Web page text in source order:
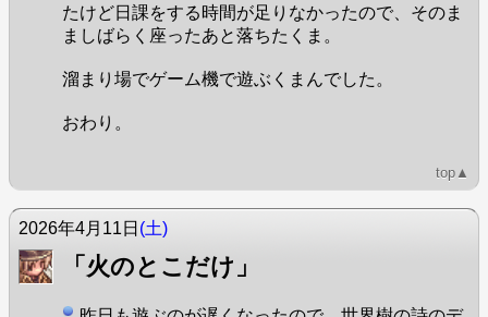
たけど日課をする時間が足りなかったので、そのま
ましばらく座ったあと落ちたくま。
溜まり場でゲーム機で遊ぶくまんでした。
おわり。
top▲
2026年4月11日 (土)
「火のとこだけ」